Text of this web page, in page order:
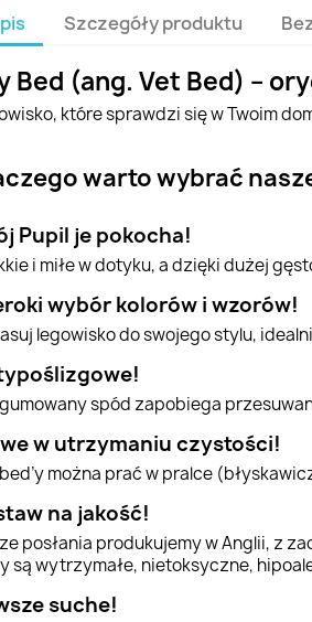
Szczegóły produktu
Bed (ang. Vet Bed) –
które sprawdzi się w Twoim
warto wybrać
Pupil je pokocha!
i miłe w dotyku, a dzięki dużej
wybór kolorów i wzorów!
legowisko do swojego stylu,
spód zapobiega
w utrzymaniu czystości!
można prać w pralce
na jakość!
posłania produkujemy w Anglii, z
są wytrzymałe, nietoksyczne,
suche!